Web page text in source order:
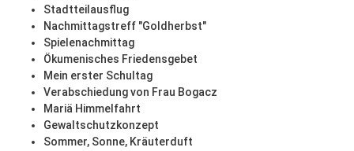
Stadtteilausflug
Nachmittagstreff "Goldherbst"
Spielenachmittag
Ökumenisches Friedensgebet
Mein erster Schultag
Verabschiedung von Frau Bogacz
Mariä Himmelfahrt
Gewaltschutzkonzept
Sommer, Sonne, Kräuterduft